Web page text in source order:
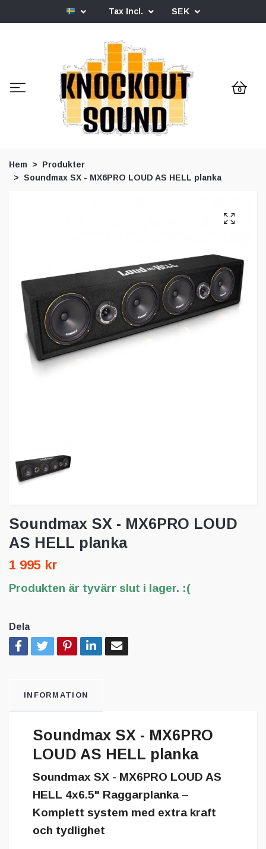
Tax Incl. SEK
0
Hem
Produkter
Soundmax SX - MX6PRO LOUD AS HELL planka
Soundmax SX - MX6PRO LOUD
AS HELL planka
1 995 kr
Produkten är tyvärr slut i lager. :(
Dela
INFORMATION
Soundmax SX - MX6PRO
LOUD AS HELL planka
Soundmax SX - MX6PRO LOUD AS
HELL 4x6.5" Raggarplanka –
Komplett system med extra kraft
och tydlighet